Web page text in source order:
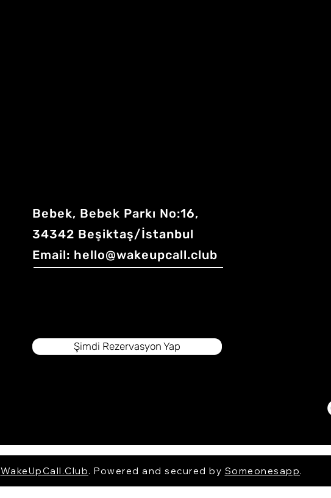
Bebek, Bebek Parkı No:16,
34342 Beşiktaş/İstanbul
Email: hello@wakeupcall.club
Şimdi Rezervasyon Yap
WakeUpCall.Club. Powered and secured by Someonesapp.